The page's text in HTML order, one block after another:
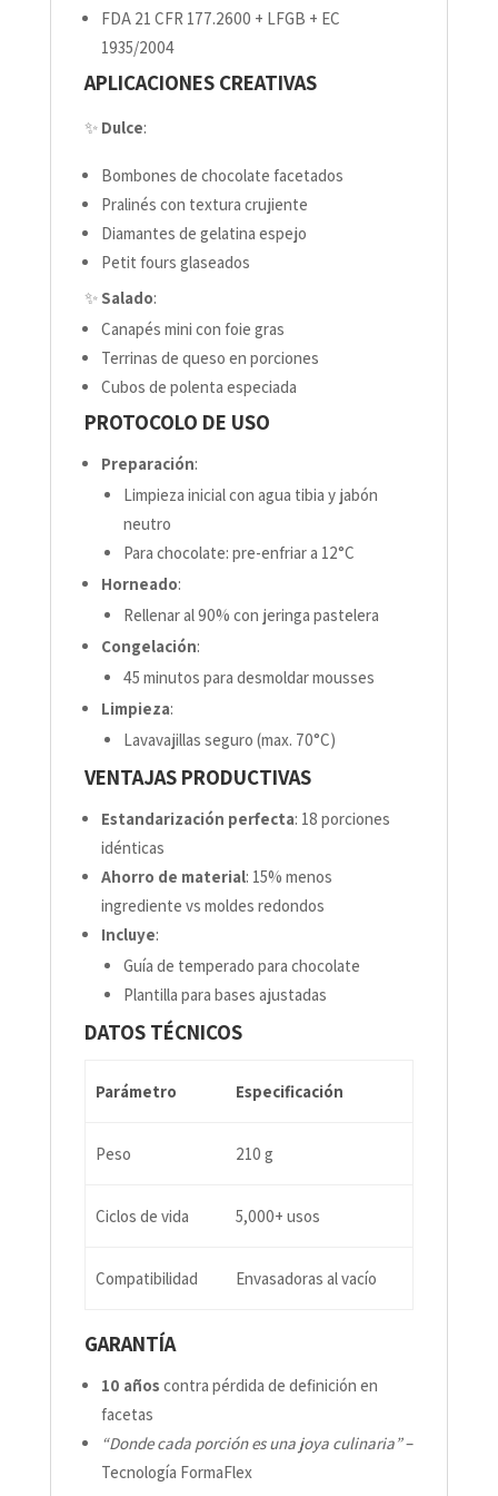
FDA 21 CFR 177.2600 + LFGB + EC
1935/2004
APLICACIONES CREATIVAS
✨ Dulce:
Bombones de chocolate facetados
Pralinés con textura crujiente
Diamantes de gelatina espejo
Petit fours glaseados
✨ Salado:
Canapés mini con foie gras
Terrinas de queso en porciones
Cubos de polenta especiada
PROTOCOLO DE USO
Preparación:
Limpieza inicial con agua tibia y jabón
neutro
Para chocolate: pre-enfriar a 12°C
Horneado:
Rellenar al 90% con jeringa pastelera
Congelación:
45 minutos para desmoldar mousses
Limpieza:
Lavavajillas seguro (max. 70°C)
VENTAJAS PRODUCTIVAS
Estandarización perfecta: 18 porciones
idénticas
Ahorro de material: 15% menos
ingrediente vs moldes redondos
Incluye:
Guía de temperado para chocolate
Plantilla para bases ajustadas
DATOS TÉCNICOS
Parámetro Especificación
Peso 210 g
Ciclos de vida 5,000+ usos
Compatibilidad Envasadoras al vacío
GARANTÍA
10 años contra pérdida de definición en
facetas
“Donde cada porción es una joya culinaria”–
Tecnología FormaFlex